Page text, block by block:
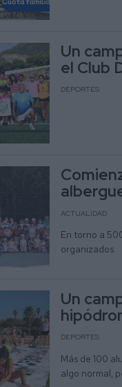
Un
el Club
DEPORTES
ACTUALIDAD
En torno a
organizados
Un
DEPORTES
Más de 100
algo normal,